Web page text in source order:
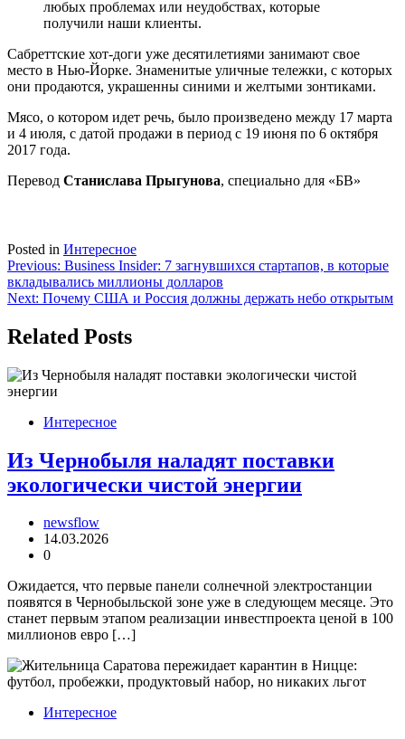
любых проблемах или неудобствах, которые
получили наши клиенты.
Сабреттские хот-доги уже десятилетиями занимают свое
место в Нью-Йорке. Знаменитые уличные тележки, с которых
они продаются, украшенны синими и желтыми зонтиками.
Мясо, о котором идет речь, было произведено между 17 марта
и 4 июля, с датой продажи в период с 19 июня по 6 октября
2017 года.
Перевод Станислава Прыгунова, специально для «БВ»
Posted in Интересное
Навигация
по
Previous: Business Insider: 7 загнувшихся стартапов, в которые
вкладывались миллионы долларов
Next: Почему США и Россия должны держать небо открытым
Related Posts
Интересное
Из Чернобыля наладят поставки
экологически чистой энергии
newsflow
14.03.2026
0
Ожидается, что первые панели солнечной электростанции
появятся в Чернобыльской зоне уже в следующем месяце. Это
станет первым этапом реализации инвестпроекта ценой в 100
миллионов евро […]
Интересное